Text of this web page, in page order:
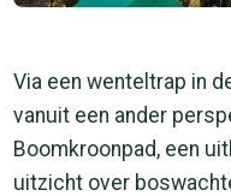
Via een wenteltrap in
vanuit een ander
Boomkroonpad, een
uitzicht over